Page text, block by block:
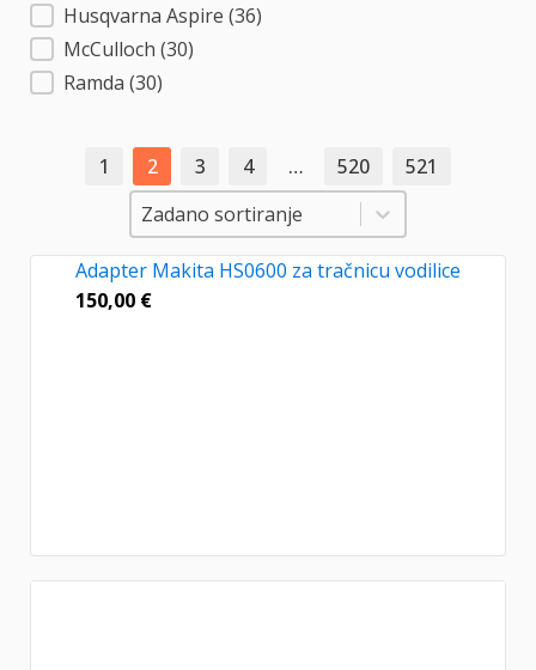
Husqvarna Aspire (36)
McCulloch (30)
Ramda (30)
1 2 3 4 … 520
521
Sortiranje
Zadano sortiranje
Sortiranje
Adapter Makita HS0600 za tračnicu vodilice
150,00 €